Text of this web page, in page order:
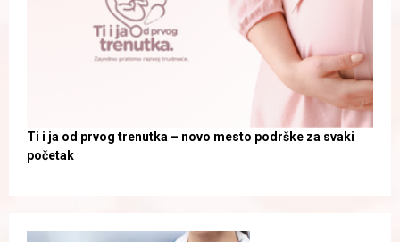
Ti i ja od prvog trenutka – novo mesto podrške za svaki
početak